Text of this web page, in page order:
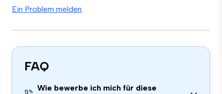
Ein Problem melden
FAQ
Wie bewerbe ich mich für diese